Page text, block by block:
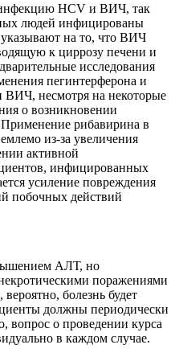
инфекцию HCV и ВИЧ, так
людей инфицированы
на то, что ВИЧ
к циррозу печени и
исследования
пегинтерферона и
ВИЧ, несмотря на некоторые
о возникновении
рибавирина в
из-за увеличения
активной
инфицированных
усиление повреждения
побочных действий
АЛТ, но
поражениями
болезнь будет
должны периодически
вопрос о проведении курса
в каждом случае.